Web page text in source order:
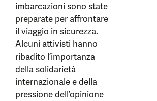
imbarcazioni sono state
preparate per affrontare
il viaggio in sicurezza.
Alcuni attivisti hanno
ribadito l’importanza
della solidarietà
internazionale e della
pressione dell’opinione